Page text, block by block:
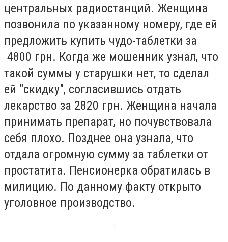
центральных радиостанций. Женщина
позвонила по указанному номеру, где ей
предложить купить чудо-таблетки за
4800 грн. Когда же мошенник узнал, что
такой суммы у старушки нет, то сделал
ей "скидку", согласившись отдать
лекарство за 2820 грн. Женщина начала
принимать препарат, но почувствовала
себя плохо. Позднее она узнала, что
отдала огромную сумму за таблетки от
простатита. Пенсионерка обратилась в
милицию. По данному факту открыто
уголовное производство.